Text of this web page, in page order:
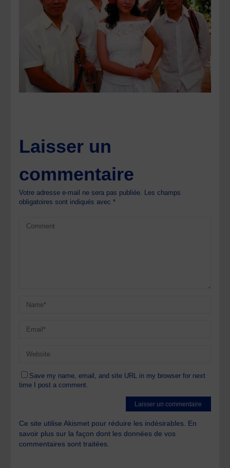
Laisser un
commentaire
Votre adresse e-mail ne sera pas publiée. Les champs
obligatoires sont indiqués avec*
Save my name, email, and site URL in my browser for next
time I post a comment.
Ce site utilise Akismet pour réduire les indésirables. En
savoir plus sur la façon dont les données de vos
commentaires sont traitées.